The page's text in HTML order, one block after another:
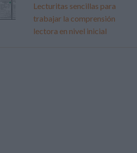
Lecturitas sencillas para
trabajar la comprensión
lectora en nivel inicial